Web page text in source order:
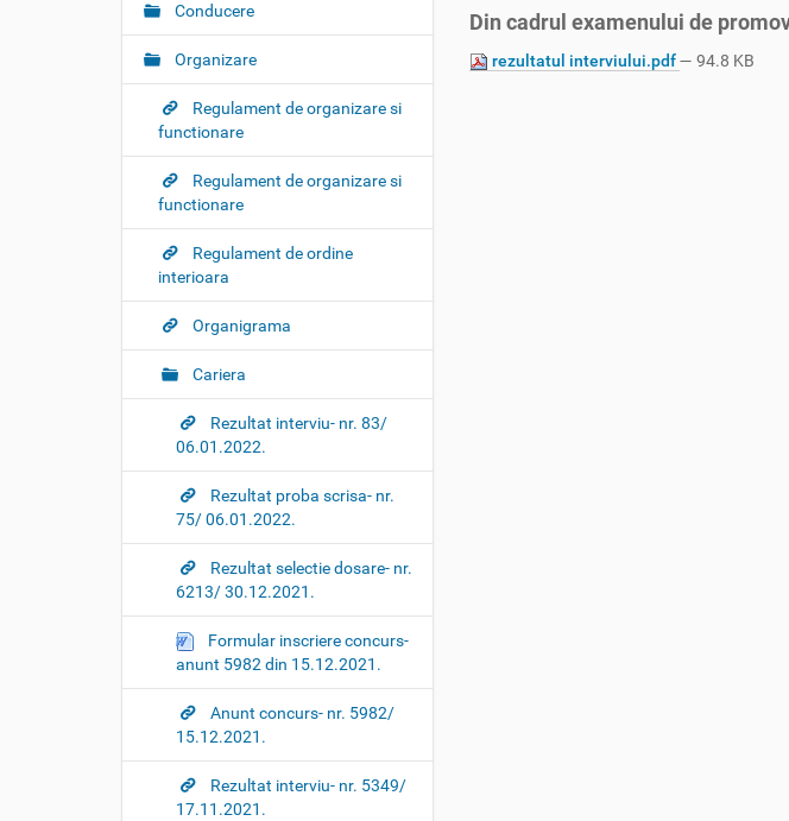
h
r
Din cadrul examenului de
rezultatul interviului.pdf— 94.8 KB
i
g
n
Conducere
Organizare
Regulament de organizare si
functionare
Regulament de organizare si
functionare
Regulament de ordine
interioara
Organigrama
Cariera
Rezultat interviu- nr. 83/
06.01.2022.
Rezultat proba scrisa- nr.
75/ 06.01.2022.
Rezultat selectie dosare- nr.
6213/ 30.12.2021.
Formular inscriere concurs-
anunt 5982 din 15.12.2021.
Anunt concurs- nr. 5982/
15.12.2021.
Rezultat interviu- nr. 5349/
17.11.2021.